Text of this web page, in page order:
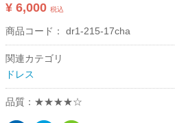
¥ 6,000 税込
商品コード： dr1-215-17cha
関連カテゴリ
ドレス
品質：★★★★☆